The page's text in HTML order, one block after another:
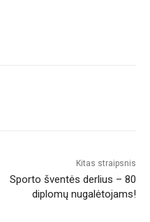
Kitas straipsnis
Sporto šventės derlius – 80
diplomų nugalėtojams!